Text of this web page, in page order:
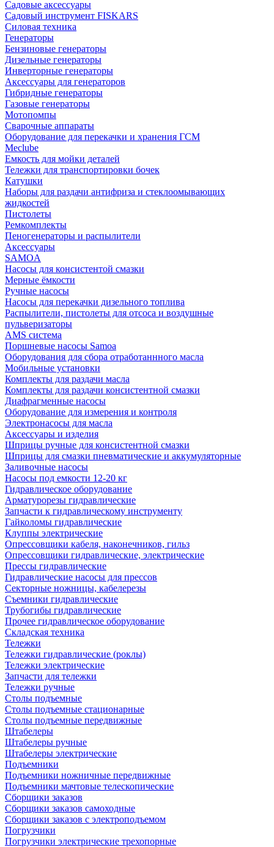
Садовые аксессуары
Садовый инструмент FISKARS
Силовая техника
Генераторы
Бензиновые генераторы
Дизельные генераторы
Инверторные генераторы
Аксессуары для генераторов
Гибридные генераторы
Газовые генераторы
Мотопомпы
Сварочные аппараты
Оборудование для перекачки и хранения ГСМ
Meclube
Емкость для мойки деталей
Тележки для транспортировки бочек
Катушки
Наборы для раздачи антифриза и стеклоомывающих
жидкостей
Пистолеты
Ремкомплекты
Пеногенераторы и распылители
Аксессуары
SAMOA
Насосы для консистентой смазки
Мерные ёмкости
Ручные насосы
Насосы для перекачки дизельного топлива
Распылители, пистолеты для отсоса и воздушные
пульверизаторы
AMS система
Поршневые насосы Samoa
Оборудования для сбора отработаннного масла
Мобильные установки
Комплекты для раздачи масла
Комплекты для раздачи консистентной смазки
Диафрагменные насосы
Оборудование для измерения и контроля
Электронасосы для масла
Аксессуары и изделия
Шприцы ручные для консистентной смазки
Шприцы для смазки пневматические и аккумуляторные
Заливочные насосы
Насосы под емкости 12-20 кг
Гидравлическое оборудование
Арматурорезы гидравлические
Запчасти к гидравлическому инструменту
Гайколомы гидравлические
Клуппы электрические
Опрессовщики кабеля, наконечников, гильз
Опрессовщики гидравлические, электрические
Прессы гидравлические
Гидравлические насосы для прессов
Секторные ножницы, кабелерезы
Съемники гидравлические
Трубогибы гидравлические
Прочее гидравлическое оборудование
Складская техника
Тележки
Тележки гидравлические (роклы)
Тележки электрические
Запчасти для тележки
Тележки ручные
Столы подъемные
Столы подъемные стационарные
Столы подъемные передвижные
Штабелеры
Штабелеры ручные
Штабелеры электрические
Подъемники
Подъемники ножничные передвижные
Подъемники мачтовые телескопические
Сборщики заказов
Сборщики заказов самоходные
Сборщики заказов с электроподъемом
Погрузчики
Погрузчики электрические трехопорные